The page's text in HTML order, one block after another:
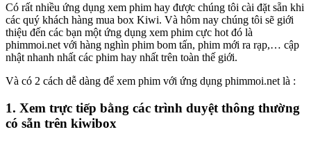
Có rất nhiều ứng dụng xem phim hay được chúng tôi cài đặt sẵn khi
các quý khách hàng mua box Kiwi. Và hôm nay chúng tôi sẽ giới
thiệu đến các bạn một ứng dụng xem phim cực hot đó là
phimmoi.net với hàng nghìn phim bom tấn, phim mới ra rạp,… cập
nhật nhanh nhất các phim hay nhất trên toàn thế giới.
Và có 2 cách dễ dàng để xem phim với ứng dụng phimmoi.net là :
1. Xem trực tiếp bằng các trình duyệt thông thường
có sẵn trên kiwibox